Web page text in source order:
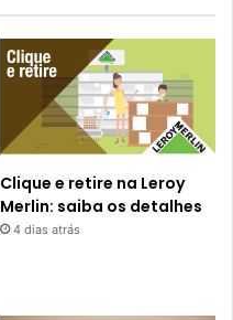
Clique e retire na Leroy
Merlin: saiba os detalhes
4 dias atrás